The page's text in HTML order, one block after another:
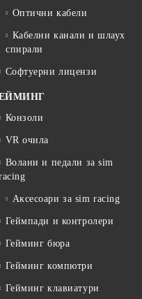
Оптични кабели
Кабелни канали и шлаух
спирали
Софтуерни лицензи
Конзоли
VR очила
Волани и педали за sim
Аксесоари за sim racing
Геймпади и контролери
Гейминг бюра
Гейминг компютри
Гейминг клавиатури